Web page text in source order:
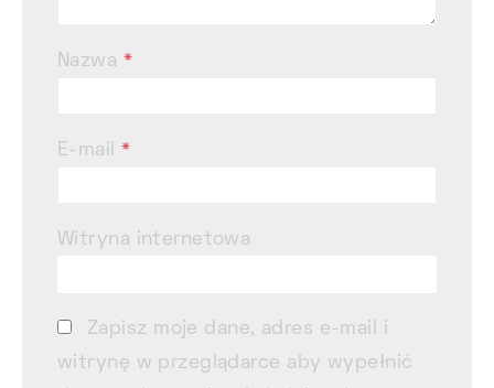
Nazwa *
E-mail*
Witryna internetowa
Zapisz moje dane, adres e-mail i
witrynę w przeglądarce aby wypełnić